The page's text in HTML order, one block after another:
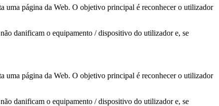
uma página da Web. O objetivo principal é reconhecer o utilizador
danificam o equipamento / dispositivo do utilizador e, se
uma página da Web. O objetivo principal é reconhecer o utilizador
danificam o equipamento / dispositivo do utilizador e, se